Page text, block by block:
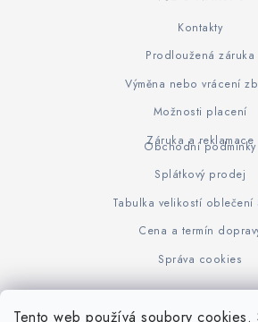
Tento web používá soubory
Kontakty
Prodloužená záruka
Výměna nebo vrácení
Možnosti placení
Záruka a reklamace
Obchodní podmínky
Splátkový prodej
Tabulka velikostí oblečení
Cena a termín
Správa cookies